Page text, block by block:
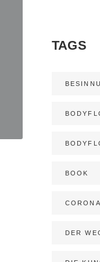
TAGS
BOOK
CORONA
DER